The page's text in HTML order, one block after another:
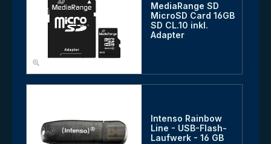
MediaRange SD
MicroSD Card 16GB
SD CL.10 inkl.
Adapter
Intenso Rainbow
Line - USB-Flash-
Laufwerk - 16 GB